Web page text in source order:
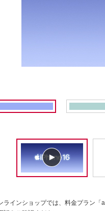
ラインショップでは、料金プラン「